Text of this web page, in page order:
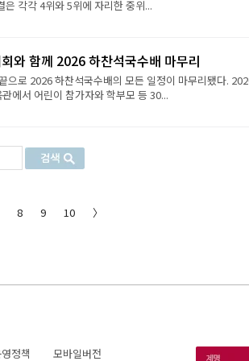
각각 4위와 5위에 자리한 중위...
와 함께 2026 하찬석국수배 마무리
으로 2026 하찬석국수배의 모든 일정이 마무리됐다.
에서 어린이 참가자와 학부모 등 30...
8 9 10 〉
정책 모바일버전